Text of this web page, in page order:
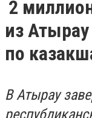
2
из
по
В Атырау